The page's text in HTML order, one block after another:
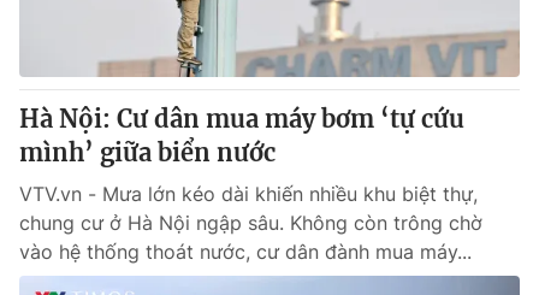
® Cấm sao chép dưới mọi hình thức nếu không có sự chấp
thuận bằng văn bản. Ghi rõ nguồn VTV.vn khi phát hành lại
thông tin từ website này.
Hà Nội: Cư dân mua máy bơm ‘tự cứu
mình’ giữa biển nước
VTV.vn - Mưa lớn kéo dài khiến nhiều khu biệt thự,
chung cư ở Hà Nội ngập sâu. Không còn trông chờ
vào hệ thống thoát nước, cư dân đành mua máy...